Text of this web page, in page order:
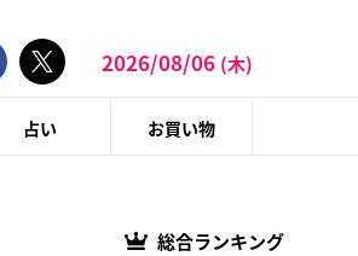
2026/08/06 (木)
占い お買い物
総合ランキング